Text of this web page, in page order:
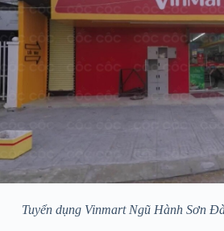
Tuyển dụng Vinmart Ngũ Hành Sơn